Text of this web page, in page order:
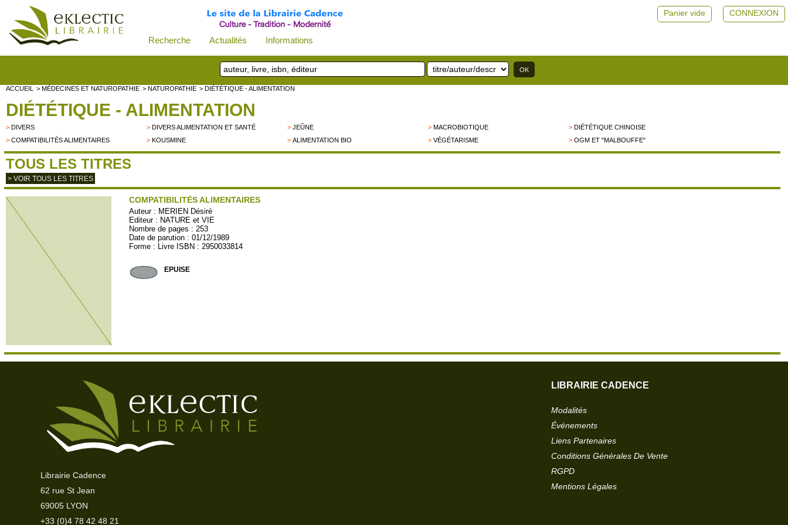
Recherche Actualités Informations
CONNEXION
Panier vide
ACCUEIL > MÉDECINES ET NATUROPATHIE > NATUROPATHIE > DIÉTÉTIQUE - ALIMENTATION
DIÉTÉTIQUE - ALIMENTATION
> DIVERS >DIVERS ALIMENTATION ET SANTÉ >JEÛNE >MACROBIOTIQUE >DIÉTÉTIQUE CHINOISE
> COMPATIBILITÉS ALIMENTAIRES >KOUSMINE >ALIMENTATION BIO >VÉGÉTARISME >OGM ET "MALBOUFFE"
TOUS LES TITRES
> VOIR TOUS LES TITRES
COMPATIBILITÉS ALIMENTAIRES
Auteur : MERIEN Désiré
Editeur : NATURE et VIE
Nombre de pages : 253
Date de parution : 01/12/1989
Forme : Livre ISBN : 2950033814
EPUISE
Librairie Cadence
62 rue St Jean
69005 LYON
+33 (0)4 78 42 48 21
LIBRAIRIE CADENCE
Modalités
Événements
Liens Partenaires
Conditions Générales De Vente
RGPD
Mentions Légales